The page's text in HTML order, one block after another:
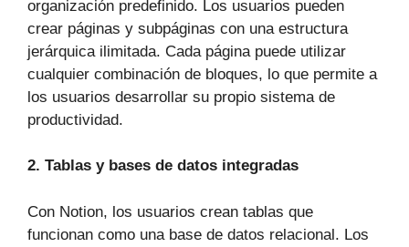
organización predefinido. Los usuarios pueden
crear páginas y subpáginas con una estructura
jerárquica ilimitada. Cada página puede utilizar
cualquier combinación de bloques, lo que permite a
los usuarios desarrollar su propio sistema de
productividad.
2. Tablas y bases de datos integradas
Con Notion, los usuarios crean tablas que
funcionan como una base de datos relacional. Los